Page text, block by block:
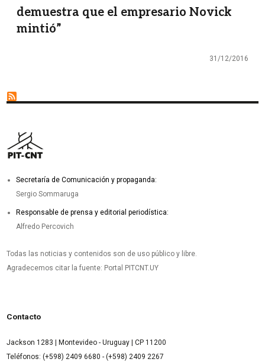
demuestra que el empresario Novick
mintió”
31/12/2016
Secretaría de Comunicación y propaganda:
Sergio Sommaruga
Responsable de prensa y editorial periodística:
Alfredo Percovich
Todas las noticias y contenidos son de uso público y libre.
Agradecemos citar la fuente: Portal PITCNT.UY
Contacto
Jackson 1283 | Montevideo - Uruguay | CP 11200
Teléfonos: (+598) 2409 6680 - (+598) 2409 2267